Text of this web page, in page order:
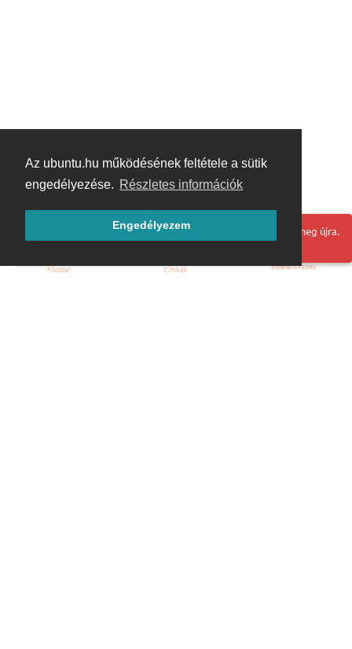
Az ubuntu.hu működésének feltétele a sütik
engedélyezése. Részletes információk
Engedélyezem
Hoppá! Valami hiba történt. Frissítse az oldalt és próbálja meg újra.
Főoldal Címkék Bejelentkezés